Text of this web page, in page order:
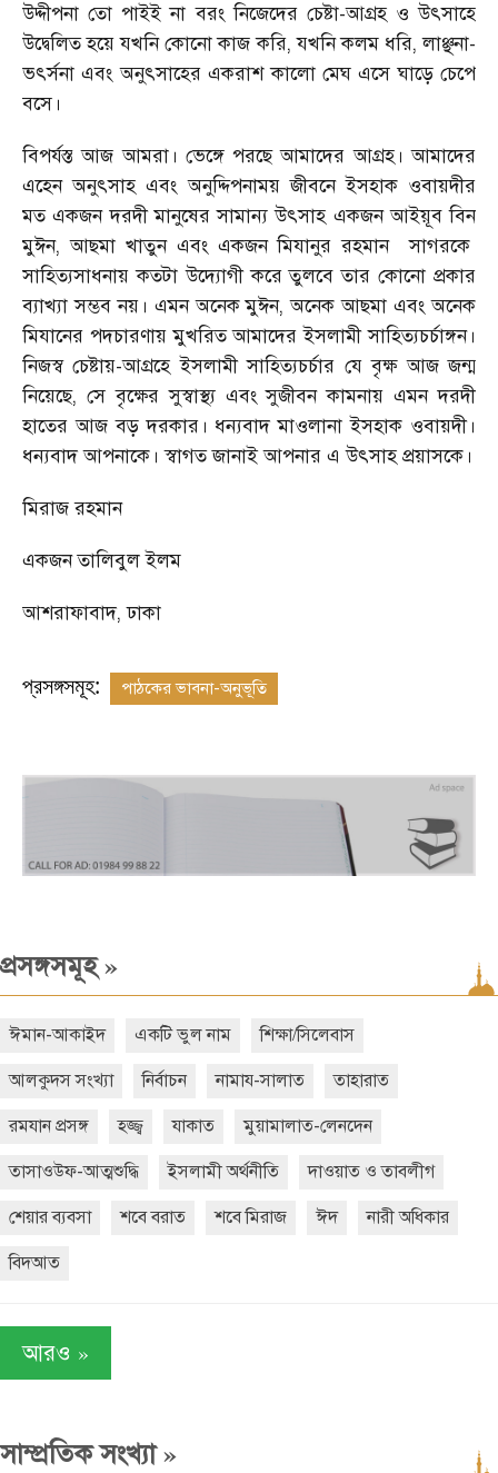
উদ্দীপনা তো পাইই না বরং নিজেদের চেষ্টা-আগ্রহ ও উৎসাহে
উদ্বেলিত হয়ে যখনি কোনো কাজ করি, যখনি কলম ধরি, লাঞ্ছনা-
ভৎর্সনা এবং অনুৎসাহের একরাশ কালো মেঘ এসে ঘাড়ে চেপে
বসে।
বিপর্যস্ত আজ আমরা। ভেঙ্গে পরছে আমাদের আগ্রহ। আমাদের
এহেন অনুৎসাহ এবং অনুদ্দিপনাময় জীবনে ইসহাক ওবায়দীর
মত একজন দরদী মানুষের সামান্য উৎসাহ একজন আইয়ূব বিন
মুঈন, আছমা খাতুন এবং একজন মিযানুর রহমান
সাগরকে
সাহিত্যসাধনায় কতটা উদ্যোগী করে তুলবে তার কোনো প্রকার
ব্যাখ্যা সম্ভব নয়। এমন অনেক মুঈন, অনেক আছমা এবং অনেক
মিযানের পদচারণায় মুখরিত আমাদের ইসলামী সাহিত্যচর্চাঙ্গন।
নিজস্ব চেষ্টায়-আগ্রহে ইসলামী সাহিত্যচর্চার যে বৃক্ষ আজ জন্ম
নিয়েছে, সে বৃক্ষের সুস্বাস্থ্য এবং সুজীবন কামনায় এমন দরদী
হাতের আজ বড় দরকার। ধন্যবাদ মাওলানা ইসহাক ওবায়দী।
ধন্যবাদ আপনাকে। স্বাগত জানাই আপনার এ উৎসাহ প্রয়াসকে।
মিরাজ রহমান
একজন তালিবুল ইলম
আশরাফাবাদ, ঢাকা
প্রসঙ্গসমূহ: পাঠকের ভাবনা-অনুভূতি
প্রসঙ্গসমূহ»
ঈমান-আকাইদ একটি ভুল নাম শিক্ষা/সিলেবাস
আলকুদস সংখ্যা নির্বাচন নামায-সালাত তাহারাত
রমযান প্রসঙ্গ হজ্জ্ব যাকাত মুয়ামালাত-লেনদেন
তাসাওউফ-আত্মশুদ্ধি ইসলামী অর্থনীতি দাওয়াত ও তাবলীগ
শেয়ার ব্যবসা শবে বরাত শবে মিরাজ ঈদ নারী অধিকার
বিদআত
আরও »
সাম্প্রতিক সংখ্যা»